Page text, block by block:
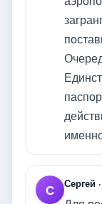
С Сергей